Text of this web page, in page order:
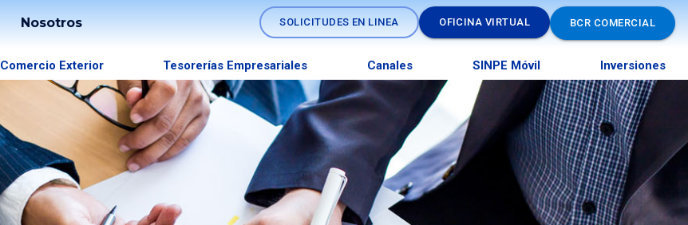
Comercio Exterior Tesorerías Empresariales Canales SINPE Móvil Inversiones
Nosotros
Información
Estados
Financieros
SOLICITUDES EN LINEA OFICINA VIRTUAL BCR COMERCIAL